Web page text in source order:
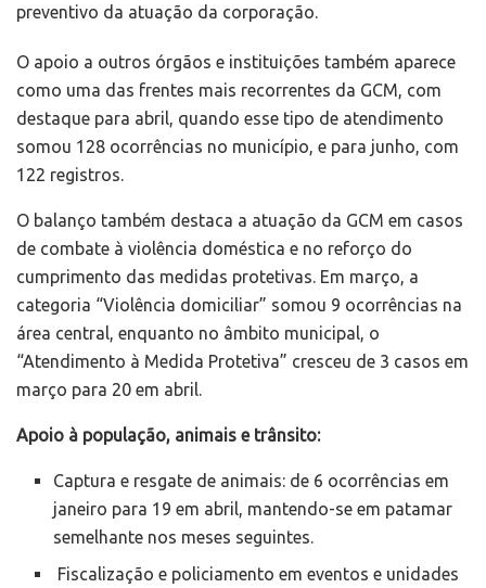
preventivo da atuação da corporação.
O apoio a outros órgãos e instituições também aparece
como uma das frentes mais recorrentes da GCM, com
destaque para abril, quando esse tipo de atendimento
somou 128 ocorrências no município, e para junho, com
122 registros.
O balanço também destaca a atuação da GCM em casos
de combate à violência doméstica e no reforço do
cumprimento das medidas protetivas. Em março, a
categoria “Violência domiciliar” somou 9 ocorrências na
área central, enquanto no âmbito municipal, o
“Atendimento à Medida Protetiva” cresceu de 3 casos em
março para 20 em abril.
Apoio à população, animais e trânsito:
Captura e resgate de animais: de 6 ocorrências em
janeiro para 19 em abril, mantendo-se em patamar
semelhante nos meses seguintes.
Fiscalização e policiamento em eventos e unidades